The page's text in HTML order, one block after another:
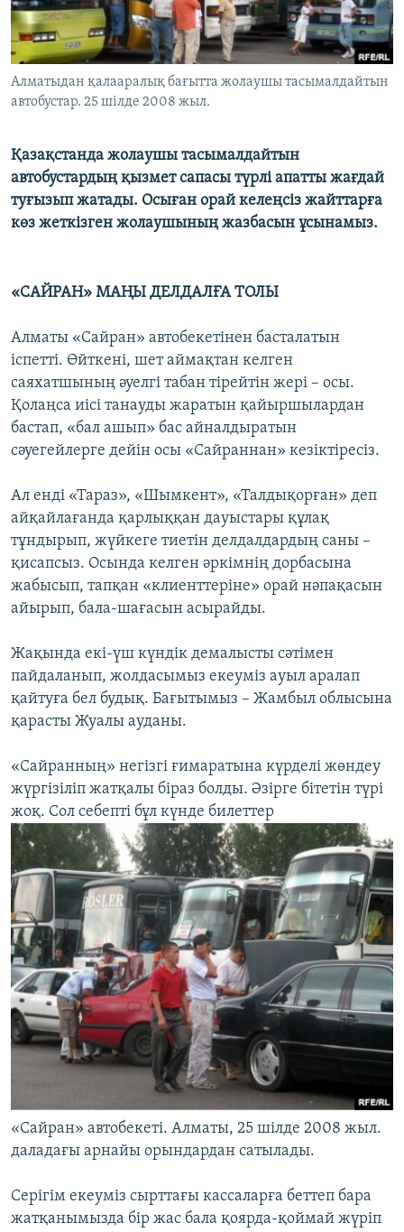
ЖАЗЫЛЫҢЫЗ
Басқа тілдерде
Алматыдан қалааралық бағытта жолаушы тасымалдайтын
автобустар. 25 шілде 2008 жыл.
Қазақстанда жолаушы тасымалдайтын
автобустардың қызмет сапасы түрлі апатты жағдай
туғызып жатады. Осыған орай келеңсіз жайттарға
көз жеткізген жолаушының жазбасын ұсынамыз.
«САЙРАН» МАҢЫ ДЕЛДАЛҒА ТОЛЫ
Алматы «Сайран» автобекетінен басталатын
іспетті. Өйткені, шет аймақтан келген
саяхатшының әуелгі табан тірейтін жері – осы.
Қолаңса иісі танауды жаратын қайыршылардан
бастап, «бал ашып» бас айналдыратын
сәуегейлерге дейін осы «Сайраннан» кезіктіресіз.
Ал енді «Тараз», «Шымкент», «Талдықорған» деп
айқайлағанда қарлыққан дауыстары құлақ
тұндырып, жүйкеге тиетін делдалдардың саны –
қисапсыз. Осында келген әркімнің дорбасына
жабысып, тапқан «клиенттеріне» орай нәпақасын
айырып, бала-шағасын асырайды.
Жақында екі-үш күндік демалысты сәтімен
пайдаланып, жолдасымыз екеуміз ауыл аралап
қайтуға бел будық. Бағытымыз – Жамбыл облысына
қарасты Жуалы ауданы.
«Сайранның» негізгі ғимаратына күрделі жөндеу
жүргізіліп жатқалы біраз болды. Әзірге бітетін түрі
жоқ. Сол себепті бұл күнде билеттер
«Сайран» автобекеті. Алматы, 25 шілде 2008 жыл.
даладағы арнайы орындардан сатылады.
Серігім екеуміз сырттағы кассаларға беттеп бара
жатқанымызда бір жас бала қоярда-қоймай жүріп